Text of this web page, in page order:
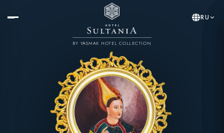
BY YASMAK HOTEL COLLECTION
RU